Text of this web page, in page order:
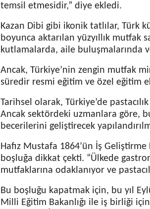
temsil etmesidir,” diye ekledi.
Kazan Dibi gibi ikonik tatlılar, Türk
boyunca aktarılan yüzyıllık mutfak
kutlamalarda, aile buluşmalarında
Ancak, Türkiye’nin zengin mutfak
süredir resmi eğitim ve özel eğitim
Tarihsel olarak, Türkiye’de
Ancak sektördeki uzmanlara göre,
becerilerini geliştirecek
Hafız Mustafa 1864’ün İş
boşluğa dikkat çekti. “Ülkede
mutfaklarına odaklanıyor ve
Bu boşluğu kapatmak için, bu yıl
Milli Eğitim Bakanlığı ile iş birliği